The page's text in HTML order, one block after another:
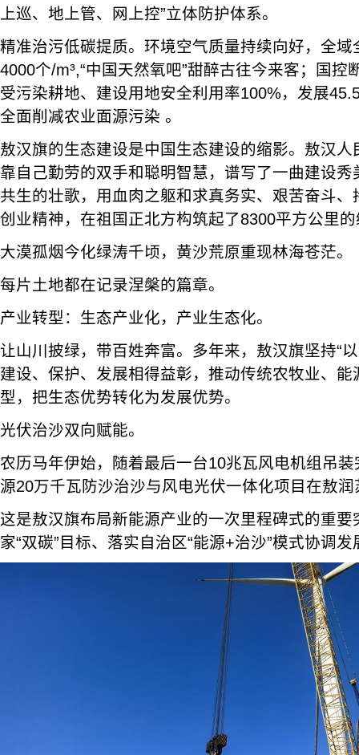
上巡、地上管、网上控”立体防护体系。
精准治污低碳提质。环境空气质量持续向好，全域
4000个/m³,“中国天然氧吧”甜醉古往今来客；国控
受污染耕地、建设用地安全利用率100%，发展
全面削减农业面源污染 。
敖汉旗的生态建设是中国生态建设的缩影。敖汉
靠自己勤劳的双手和聪明智慧，谱写了一曲建设
共生的壮歌，用血肉之躯和求真务实、艰苦奋斗
创业精神，在祖国正北方构筑起了8300平方公里
大漠孤烟今化绿涛千顷，黄沙荒原重现林海苍茫。
每片土地都在记录涅槃的篇章。
产业转型：生态产业化，产业生态化。
让山川披绿，带百姓奔富。多年来，敖汉旗坚持“
建设、保护、发展相得益彰，推动传统农牧业、
型，把生态优势转化为发展优势。
光伏治沙双向赋能。
农历马年伊始，随着最后一台10兆瓦风电机组吊
源20万千瓦防沙治沙与风电光伏一体化项目在敖
这是敖汉旗布局新能源产业的一次里程碑式的重
家“双碳”目标、落实自治区“能源+治沙”模式协调